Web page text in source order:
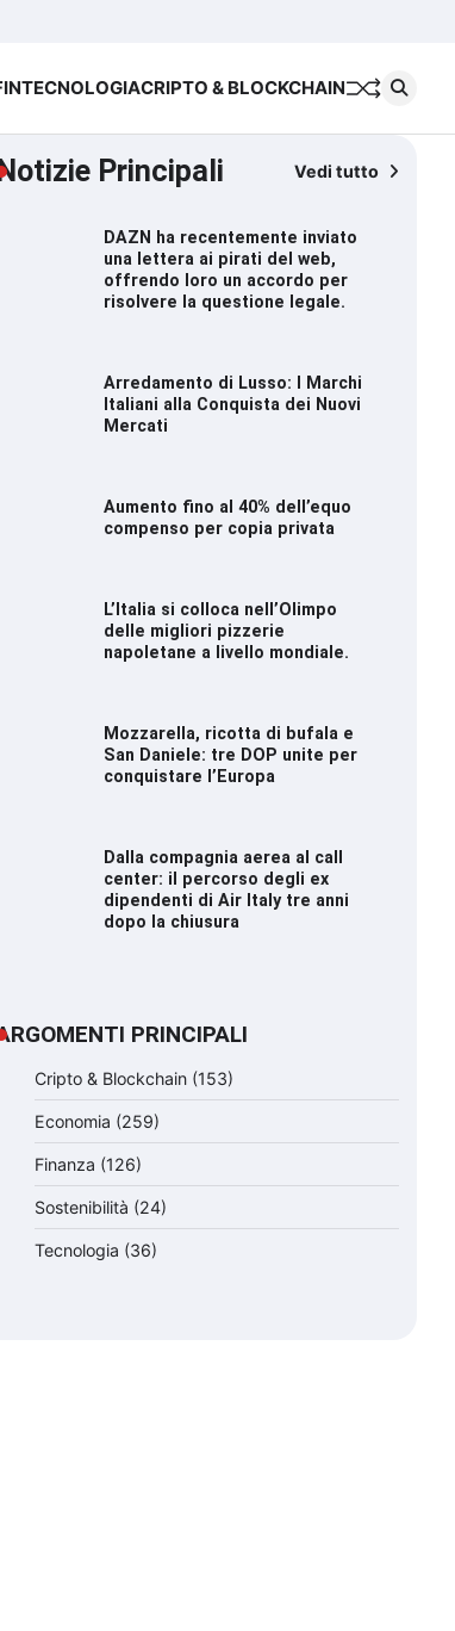
TECNOLOGIACRIPTO & BLOCKCHAIN
Principali Vedi tutto
DAZN ha recentemente inviato
una lettera ai pirati del web,
offrendo loro un accordo per
risolvere la questione legale.
Arredamento di Lusso: I Marchi
Italiani alla Conquista dei Nuovi
Mercati
Aumento fino al 40% dell’equo
compenso per copia privata
L’Italia si colloca nell’Olimpo
delle migliori pizzerie
napoletane a livello mondiale.
Mozzarella, ricotta di bufala e
San Daniele: tre DOP unite per
conquistare l’Europa
Dalla compagnia aerea al call
center: il percorso degli ex
dipendenti di Air Italy tre anni
dopo la chiusura
PRINCIPALI
Cripto & Blockchain (153)
Economia (259)
Finanza (126)
Sostenibilità (24)
Tecnologia (36)